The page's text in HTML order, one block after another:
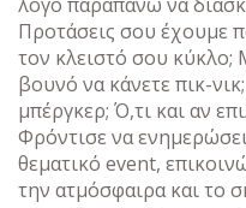
Προτάσεις σου έχουμε
τον κλειστό σου
βουνό να κάνετε πικ-
μπέργκερ; Ό,τι και αν
Φρόντισε να
θεματικό event,
την ατμόσφαιρα και το